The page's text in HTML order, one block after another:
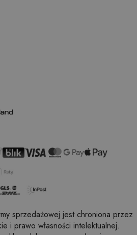
sprzedażowej jest chroniona przez
i prawo własności intelektualnej.